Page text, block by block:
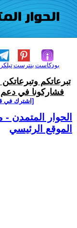
بنترست بودكاست
تبرعاتكم
فشاركونا في دعم
[اشترك في
الحوار المتمدن -
الموقع الرئيسي